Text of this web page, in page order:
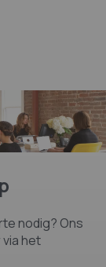
nodig? Ons
het